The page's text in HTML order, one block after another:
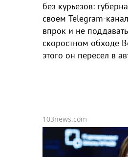
без курьезов:
своем Telegram-
впрок и не
скоростном обходе
этого он пересел в
103news.com